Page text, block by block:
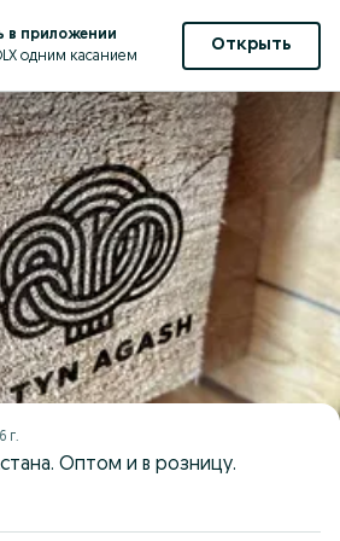
в приложении
одним касанием
Открыть
г.
Оптом и в розницу.